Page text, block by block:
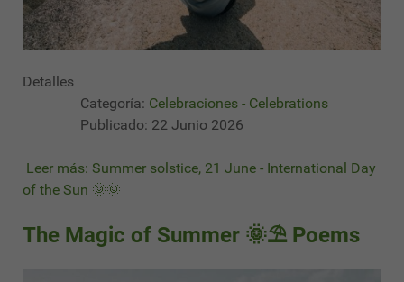
Detalles
Categoría: Celebraciones - Celebrations
Publicado: 22 Junio 2026
Leer más: Summer solstice, 21 June - International Day
of the Sun 🌞🌞
The Magic of Summer 🌞⛱ Poems